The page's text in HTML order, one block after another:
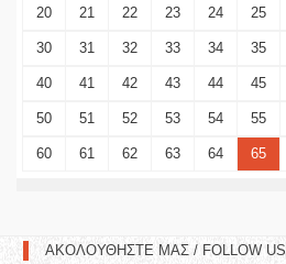
20 21 22 23 24 25
30 31 32 33 34 35
40 41 42 43 44 45
50 51 52 53 54 55
60 61 62 63 64 65
ΑΚΟΛΟΥΘΗΣΤΕ ΜΑΣ / FOLLOW US